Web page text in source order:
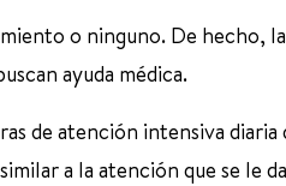
o ninguno. De hecho,
ayuda médica.
de atención intensiva
a la atención que se le